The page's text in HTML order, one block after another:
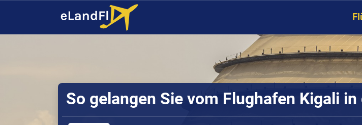
So gelangen Sie vom Flughafen Kigali